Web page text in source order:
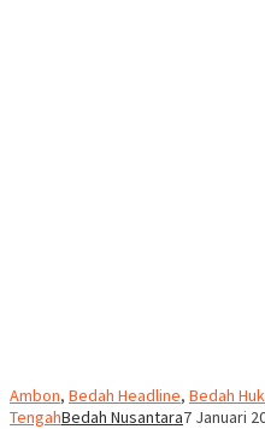
Ambon, Bedah Headline, Bedah
TengahBedah Nusantara7 Januari